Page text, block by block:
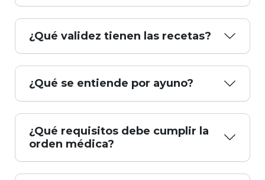
¿Qué validez tienen las recetas?
¿Qué se entiende por ayuno?
¿Qué requisitos debe cumplir la
orden médica?